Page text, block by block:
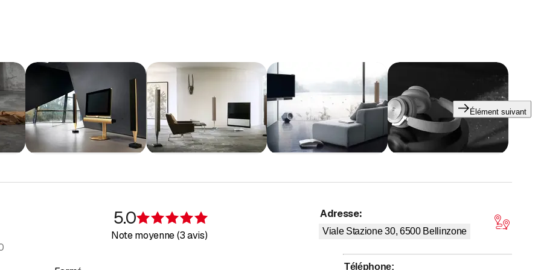
est composé de techniciens experts, avec un service rapide pour tout type de réparation, installations audio-vidéo,
votre maison, des lumières, stores, volets, vidéo, alarme (domotique), aux enceintes encastrées dans les murs, le
et vidéo dans toute la maison (multiroom), une salle de cinéma sur mesure avec ou sans motorisation.
offrons notre expertise en électronique, en suivant l'évolution technologique et en nous tenant au courant des dernières
personnalisés et vous consacrons tout notre temps. Nous vous proposons des solutions individuelles adaptées à vos
Élément suivant
Évaluation de 5 sur 5 étoiles
5.0
Note moyenne (3 avis)
Adresse:
Viale Stazione 30, 6500 Bellinzone
Téléphone: